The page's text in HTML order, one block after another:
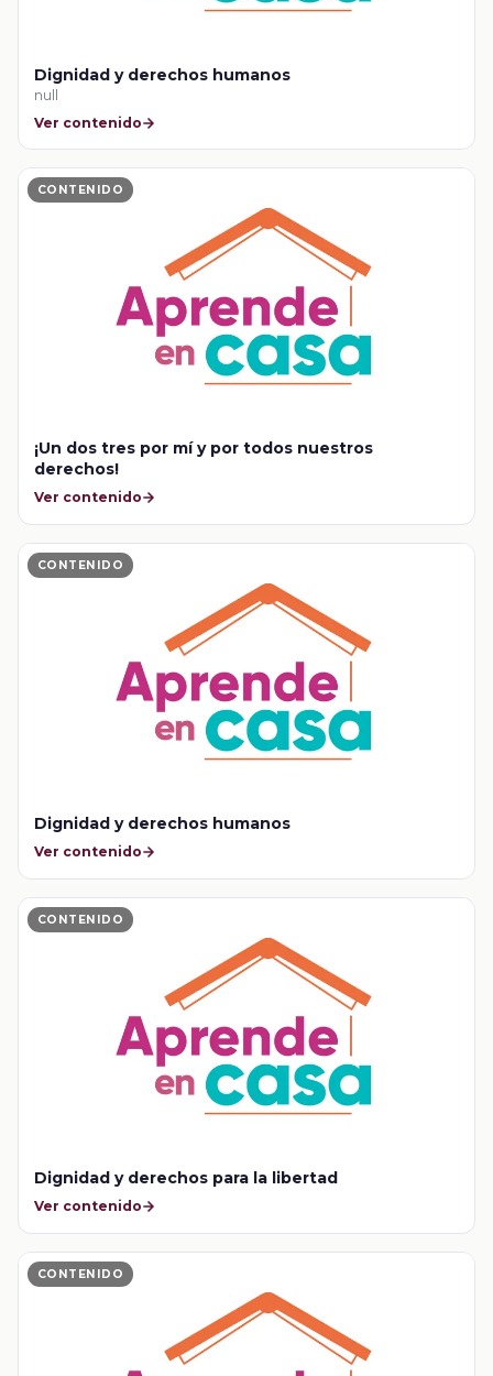
Dignidad y derechos humanos
null
Ver contenido
CONTENIDO
¡Un dos tres por mí y por todos nuestros
derechos!
Ver contenido
CONTENIDO
Dignidad y derechos humanos
Ver contenido
CONTENIDO
Dignidad y derechos para la libertad
Ver contenido
CONTENIDO